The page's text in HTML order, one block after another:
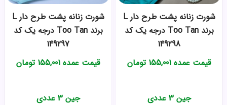
شورت زنانه پشت طرح دار L
برند Too Tan درجه یک کد
149298
قیمت عمده 155,001 تومان
جین 3 عددی
شورت زنانه پشت طرح دار L
برند Too Tan درجه یک کد
149297
قیمت عمده 155,001 تومان
جین 3 عددی